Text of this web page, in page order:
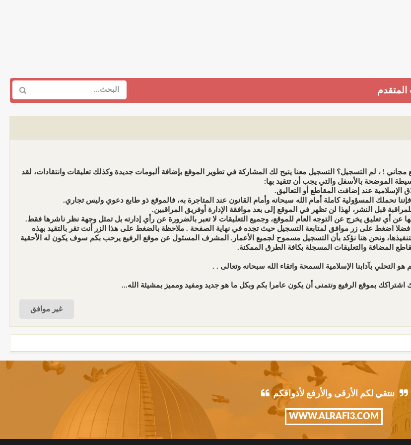
المتقدم
مجاني ! ، لم التسجيل؟ التسجيل معنا يتيح لك المشاركة في تطوير الموقع بإضافة ألبومات جديدة وكذلك تعليقات وانتقادات، لقد
الموضحة بالأسفل والتي يجب أن تتقيد بها:
اضغط على زر موافق لمتابعة التسجيل حيث تجده في نهاية الصفحة . ملاحظة بالضغط على هذا الزر أنت تقر بالتقيد بهذه
ونحن هنا نؤكد بأن التسجيل مسموح لجميع الأعمار. المشرف المسئول عن موقع الرفيع يرحب بكم سوف يكون له الأحقية
المضافة والتعليقات المسجلة بكافة الطرق الممكنة.
التحلي بآدابنا الإسلامية السمحة واتقاء الله سبحانه وتعالى . .
اشتراكك بموقع الرفيع ونتمنى أن يكون عامرا بكم وبكل ما هو جديد ومفيد ومميز بمشيئة الله...
ننتقي لكم الأرقى والأرفع لأذواقكم
WWW.ALRAFI3.COM